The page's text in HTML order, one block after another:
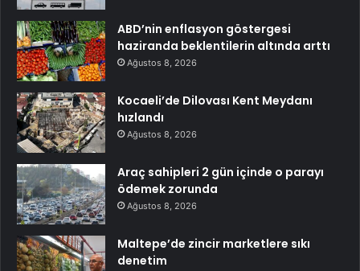
ABD’nin enflasyon göstergesi
haziranda beklentilerin altında arttı
Ağustos 8, 2026
Kocaeli’de Dilovası Kent Meydanı
hızlandı
Ağustos 8, 2026
Araç sahipleri 2 gün içinde o parayı
ödemek zorunda
Ağustos 8, 2026
Maltepe’de zincir marketlere sıkı
denetim